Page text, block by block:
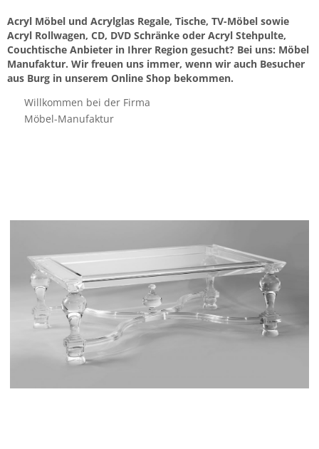
Acryl Möbel und Acrylglas Regale, Tische, TV-Möbel sowie
Acryl Rollwagen, CD, DVD Schränke oder Acryl Stehpulte,
Couchtische Anbieter in Ihrer Region gesucht? Bei uns: Möbel
Manufaktur. Wir freuen uns immer, wenn wir auch Besucher
aus Burg in unserem Online Shop bekommen.
Willkommen bei der Firma
Möbel-Manufaktur